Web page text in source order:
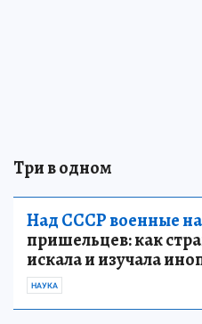
Три в одном
Над СССР военные
пришельцев: как
искала и изучала
НАУКА